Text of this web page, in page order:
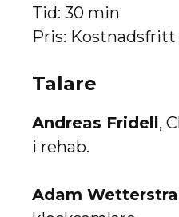
Tid: 30 min
Pris: Kostnadsfritt
Talare
Andreas Fridell,
i rehab.
Adam